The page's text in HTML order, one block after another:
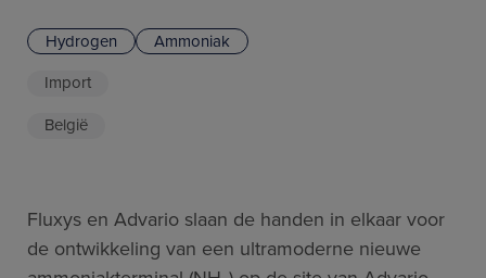
Hydrogen
Ammoniak
Import
België
Fluxys en Advario slaan de handen in elkaar voor
de ontwikkeling van een ultramoderne nieuwe